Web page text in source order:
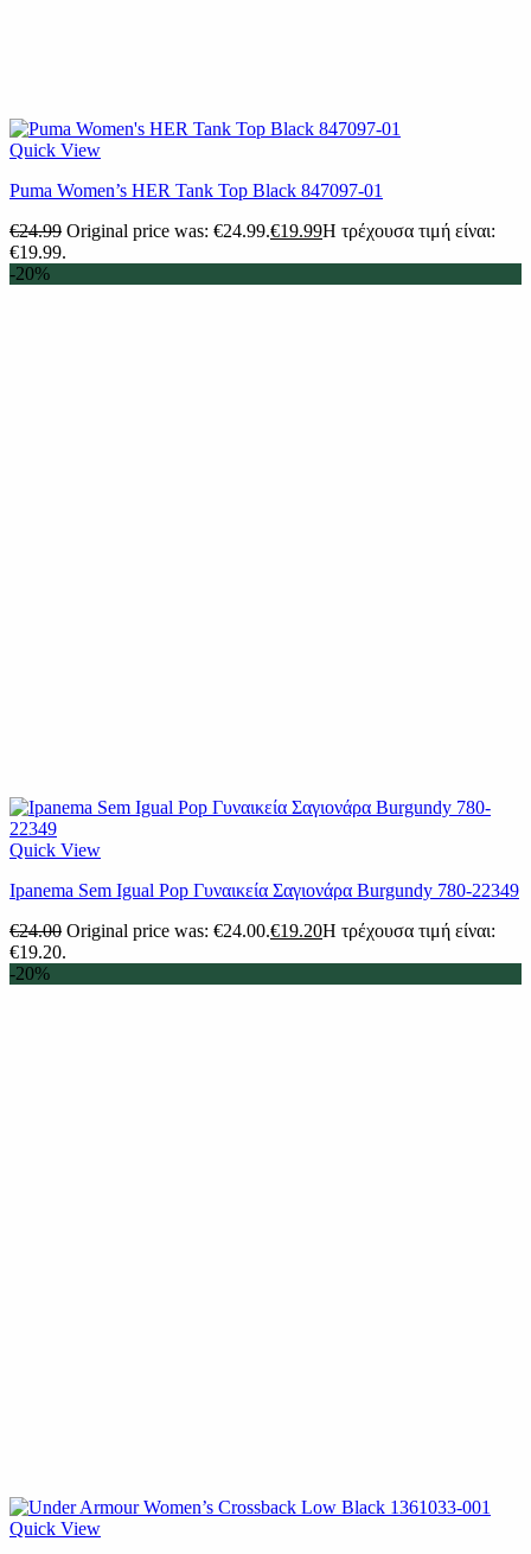
Quick View
Puma Women’s HER Tank Top Black 847097-01
€24.99 Original price was: €24.99.€19.99Η τρέχουσα τιμή είναι:
€19.99.
-20%
Quick View
Ipanema Sem Igual Pop Γυναικεία Σαγιονάρα Burgundy 780-22349
€24.00 Original price was: €24.00.€19.20Η τρέχουσα τιμή είναι:
€19.20.
-20%
Quick View